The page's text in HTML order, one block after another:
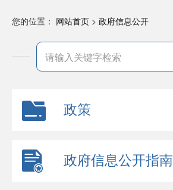
您的位置： 网站首页 > 政府信息公开
政策
政府信息公开指南